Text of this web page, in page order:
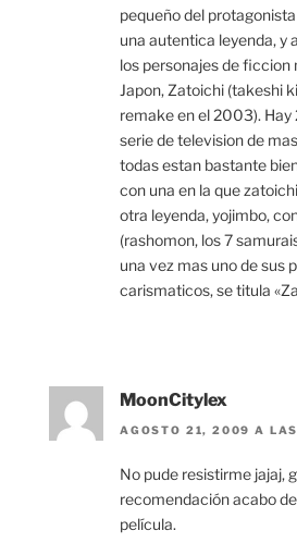
pequeño del
una autentica leyenda, y
los personajes de ficcion
Japon, Zatoichi (takeshi
remake en el 2003). Hay
serie de television de
todas estan bastante
con una en la que
otra leyenda, yojimbo,
(rashomon, los 7
una vez mas uno de sus
carismaticos, se titula
MoonCitylex
AGOSTO 21, 2009 A
No pude resistirme jajaj,
recomendación acabo
película.